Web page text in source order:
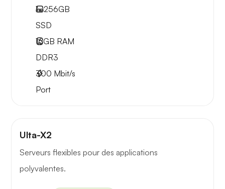
1x256GB
SSD
16GB RAM
DDR3
300 Mbit/s
Port
Ulta-X2
Serveurs flexibles pour des applications
polyvalentes.